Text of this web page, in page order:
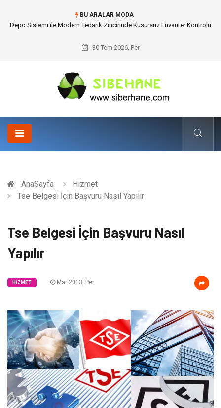
BU ARALAR MODA
Akrilik Boyama Seti ile Evinizde Dijitalden Uzak Bir Deşarj Alanı Tasarlayın
30 Tem 2026, Per
AnaSayfa
Hizmet
Tse Belgesi İçin Başvuru Nasıl Yapılır
Tse Belgesi İçin Başvuru Nasıl
Yapılır
HIZMET Mar 2013, Per